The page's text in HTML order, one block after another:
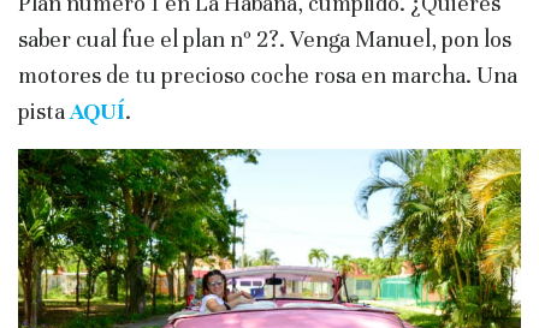
saber cual fue el plan nº 2?. Venga Manuel, pon los
motores de tu precioso coche rosa en marcha. Una
pistaAQUÍ.